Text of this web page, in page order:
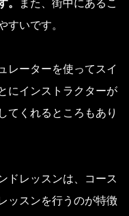
。
また、街中にあるこ
すいです。
レーターを使ってスイ
にインストラクターが
てくれるところもあり
ドレッスンは、コース
ッスンを行うのが特徴